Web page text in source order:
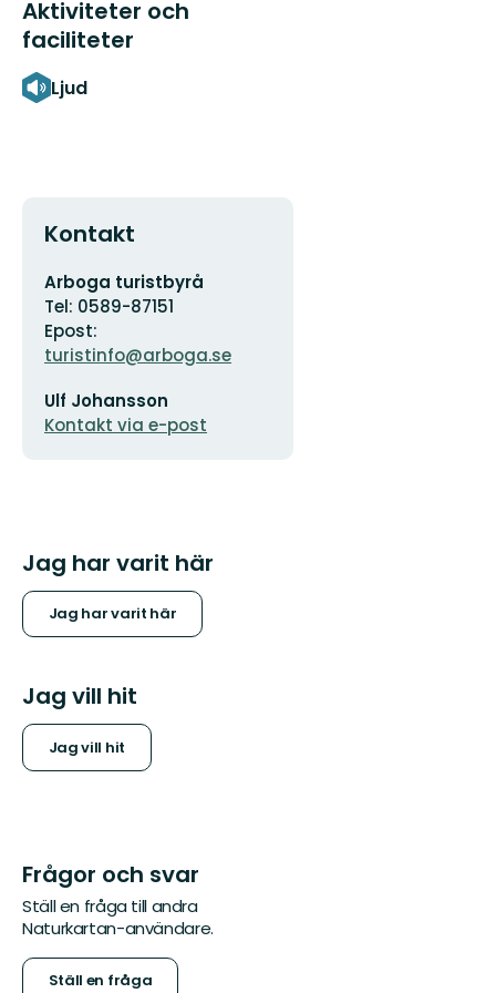
Aktiviteter och
faciliteter
Ljud
Kontakt
Adress
Arboga turistbyrå
Tel: 0589-87151
Epost:
turistinfo@arboga.se
postadress
Ulf Johansson
Kontakt via e-post
Jag har varit här
Jag har varit här
Jag vill hit
Jag vill hit
Frågor och svar
Ställ en fråga till andra
Naturkartan-användare.
Ställ en fråga